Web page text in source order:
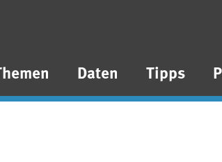
Daten Tipps